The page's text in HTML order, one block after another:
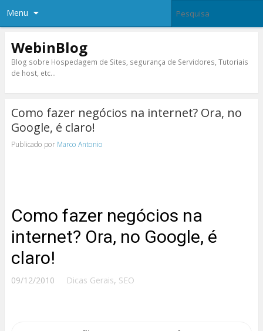
Menu
WebinBlog
Blog sobre Hospedagem de Sites, segurança de Servidores, Tutoriais
de host, etc…
Como fazer negócios na internet? Ora, no
Google, é claro!
Publicado por Marco Antonio
Como fazer negócios na
internet? Ora, no Google, é
claro!
09/12/2010 Dicas Gerais, SEO